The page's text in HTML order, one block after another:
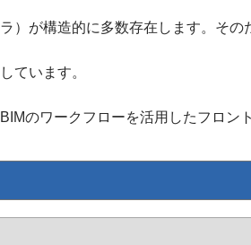
が構造的に多数存在します。その
ています。
のワークフローを活用したフロン